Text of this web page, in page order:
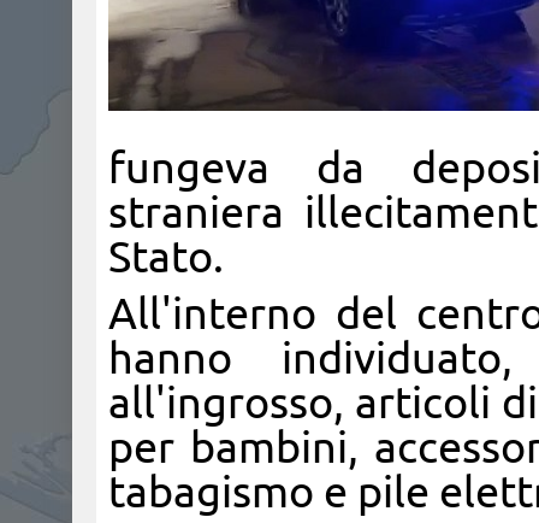
fungeva da
straniera
Stato.
All'interno del
hanno
all'ingrosso, articoli
per bambini,
tabagismo e pile